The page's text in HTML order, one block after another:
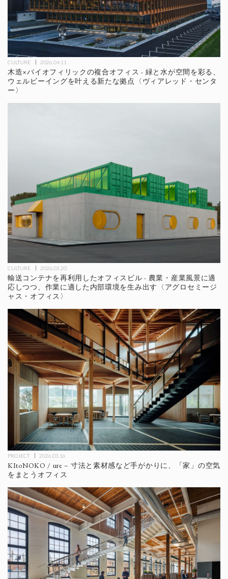
CULTURE 2026.04.11
木造×バイオフィリックの複合オフィス - 緑と水が空間を彩る、
ウェルビーイングを叶える新たな拠点〈ヴィアレッド・センタ
ー〉
CULTURE 2026.03.20
輸送コンテナを再利用したオフィスビル - 農業・産業風景に適
応しつつ、作業に適した内部環境を生み出す〈アグロセミージ
ャス・オフィス〉
PROJECT 2026.03.16
KItoNOKO / ure – 寸法と素材感など手がかりに、「家」の空気
をまとうオフィス